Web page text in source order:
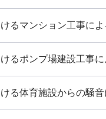
るマンション工事に
るポンプ場建設工事
る体育施設からの騒